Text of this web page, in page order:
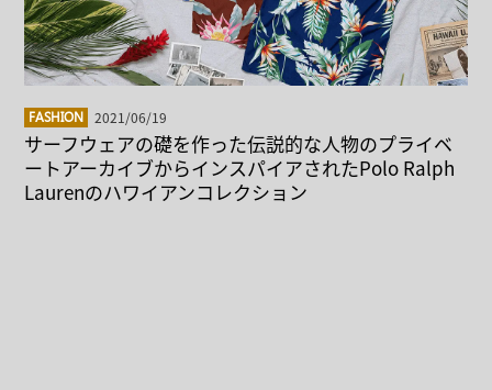
FASHION 2021/06/19
サーフウェアの礎を作った伝説的な人物のプライベ
ートアーカイブからインスパイアされたPolo Ralph
Laurenのハワイアンコレクション